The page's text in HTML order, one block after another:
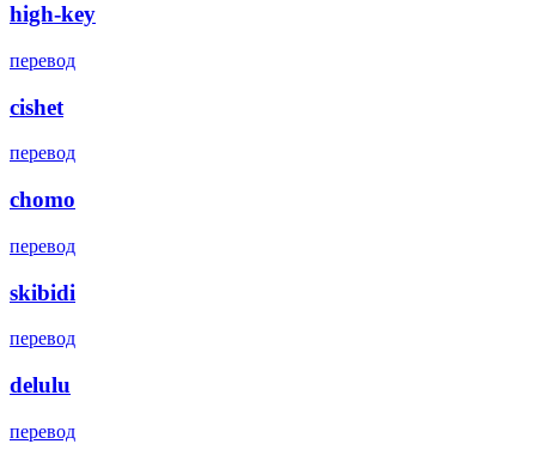
high-key
перевод
cishet
перевод
chomo
перевод
skibidi
перевод
delulu
перевод